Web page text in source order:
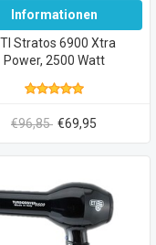
Informationen
Stratos 6900 Xtra
Power, 2500 Watt
€96,85 €69,95